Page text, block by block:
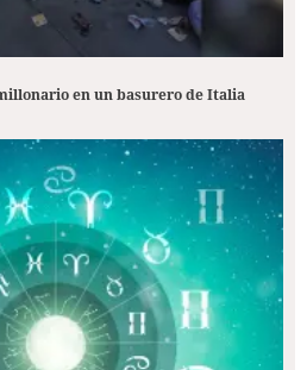
en un basurero de Italia